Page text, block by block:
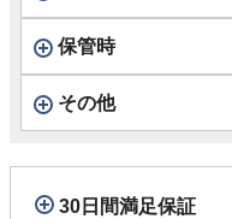
保管時
その他
30日間満足保証